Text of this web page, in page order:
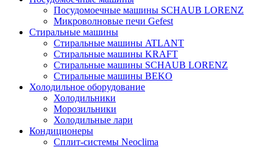
Посудомоечные машины SCHAUB LORENZ
Микроволновые печи Gefest
Стиральные машины
Стиральные машины ATLANT
Стиральные машины KRAFT
Стиральные машины SCHAUB LORENZ
Стиральные машины BEKO
Холодильное оборудование
Холодильники
Морозильники
Холодильные лари
Кондиционеры
Сплит-системы Neoclima